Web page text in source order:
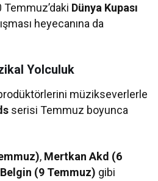
Dünya Kupası
heyecanına da
Yolculuk
müzikseverlerle
serisi Temmuz boyunca
, Mertkan Akd (6
(9 Temmuz) gibi